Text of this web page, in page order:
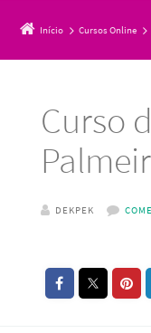
Início Cursos Online
Curso
DEKPEK